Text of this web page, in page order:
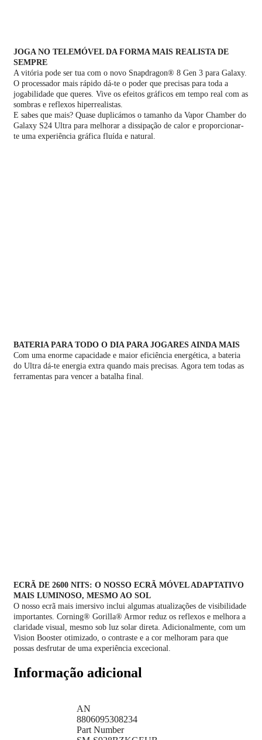
JOGA NO TELEMÓVEL DA FORMA MAIS REALISTA DE
SEMPRE
A vitória pode ser tua com o novo Snapdragon® 8 Gen 3 para Galaxy.
O processador mais rápido dá-te o poder que precisas para toda a
jogabilidade que queres. Vive os efeitos gráficos em tempo real com as
sombras e reflexos hiperrealistas.
E sabes que mais? Quase duplicámos o tamanho da Vapor Chamber do
Galaxy S24 Ultra para melhorar a dissipação de calor e proporcionar-
te uma experiência gráfica fluída e natural.
BATERIA PARA TODO O DIA PARA JOGARES AINDA MAIS
Com uma enorme capacidade e maior eficiência energética, a bateria
do Ultra dá-te energia extra quando mais precisas. Agora tem todas as
ferramentas para vencer a batalha final.
ECRÃ DE 2600 NITS: O NOSSO ECRÃ MÓVEL ADAPTATIVO
MAIS LUMINOSO, MESMO AO SOL
O nosso ecrã mais imersivo inclui algumas atualizações de visibilidade
importantes. Corning® Gorilla® Armor reduz os reflexos e melhora a
claridade visual, mesmo sob luz solar direta. Adicionalmente, com um
Vision Booster otimizado, o contraste e a cor melhoram para que
possas desfrutar de uma experiência excecional.
Informação adicional
AN
8806095308234
Part Number